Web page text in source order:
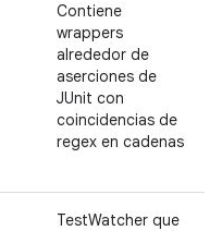
Contiene
wrappers
alrededor de
aserciones de
JUnit con
coincidencias de
regex en cadenas
TestWatcher que